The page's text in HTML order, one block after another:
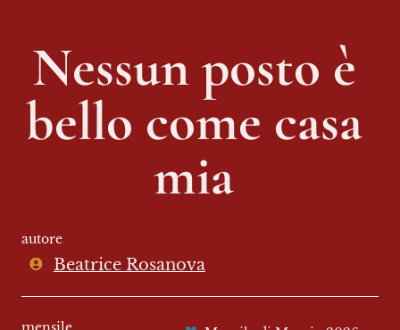
Nessun posto è
bello come casa
mia
autore
Beatrice Rosanova